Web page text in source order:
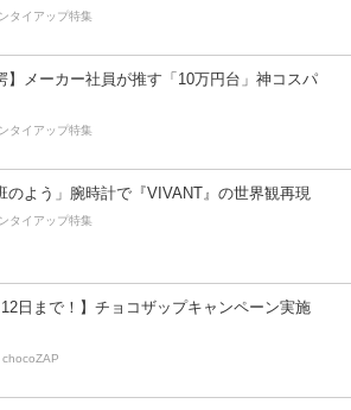
タイアップ特集
】メーカー社員が推す「10万円台」神コスパ
タイアップ特集
のよう」腕時計で『VIVANT』の世界観再現
タイアップ特集
12日まで！】チョコザップキャンペーン実施
chocoZAP